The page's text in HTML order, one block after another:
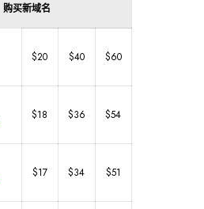
购买新域名
$20 $40 $60
$18 $36 $54
$17 $34 $51